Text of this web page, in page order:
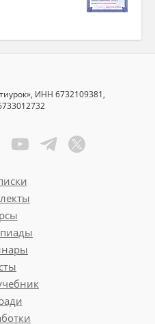
ИНН 6732109381,